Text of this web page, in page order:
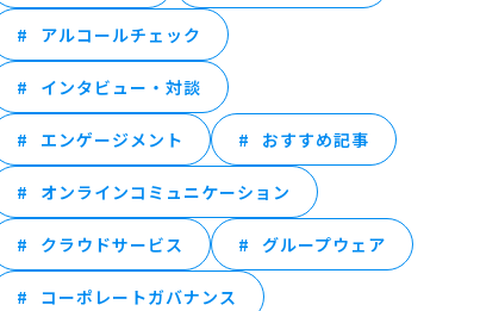
アルコールチェック
インタビュー・対談
エンゲージメント おすすめ記事
オンラインコミュニケーション
クラウドサービス グループウェア
コーポレートガバナンス